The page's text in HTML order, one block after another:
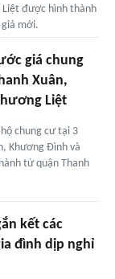
Liệt được hình thành
mới.
giá chung
Xuân,
Liệt
chung cư tại 3
Khương Đình và
từ quận Thanh
kết các
đình dịp nghỉ